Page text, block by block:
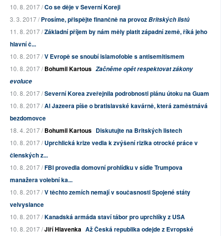
10. 8. 2017 /Co se děje v Severní Koreji
3. 3. 2017 /Prosíme, přispějte finančně na provozBritských listů
11. 8. 2017 /Základní příjem by nám měly platit západní země, říká jeho
hlavní č...
10. 8. 2017 /V Evropě se snoubí islamofobie s antisemitismem
10. 8. 2017 /Bohumil Kartous Začněme opět respektovat zákony
evoluce
10. 8. 2017 /Severní Korea zveřejnila podrobnosti plánu útoku na Guam
10. 8. 2017 /Al Jazeera píše o bratislavské kavárně, která zaměstnává
bezdomovce
18. 4. 2017 /Bohumil Kartous Diskutujte na Britských listech
10. 8. 2017 /Uprchlická krize vedla k zvýšení rizika otrocké práce v
členských z...
10. 8. 2017 /FBI provedla domovní prohlídku v sídle Trumpova
manažera volební ka...
10. 8. 2017 /V těchto zemích nemají v současnosti Spojené státy
velvyslance
10. 8. 2017 /Kanadská armáda staví tábor pro uprchlíky z USA
10. 8. 2017 /Jiří Hlavenka Až Česká republika odejde z Evropské